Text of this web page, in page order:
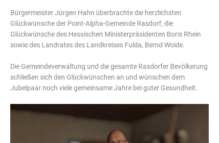
Bürgermeister Jürgen Hahn überbrachte die herzlichsten
Glückwünsche der Point-Alpha-Gemeinde Rasdorf, die
Glückwünsche des Hessischen Ministerpräsidenten Boris Rhein
sowie des Landrates des Landkreises Fulda, Bernd Woide.
Die Gemeindeverwaltung und die gesamte Rasdorfer Bevölkerung
schließen sich den Glückwünschen an und wünschen dem
Jubelpaar noch viele gemeinsame Jahre bei guter Gesundheit.